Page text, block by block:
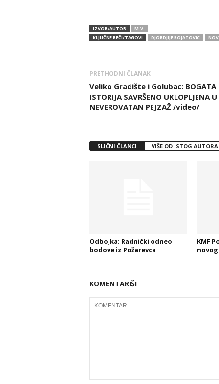
IZVOR/AUTOR
M.V.
KLJUČNE REČI/TAGOVI
DJORDJIJE BOJATOVIC NOV
PRETHODNI ČLANAK
Veliko Gradište i Golubac: BOGATA
ISTORIJA SAVRŠENO UKLOPLJENA U
NEVEROVATAN PEJZAŽ /video/
SLIČNI ČLANCI VIŠE OD ISTOG AUTORA
Odbojka: Radnički odneo
bodove iz Požarevca
KMF
KOMENTARIŠI